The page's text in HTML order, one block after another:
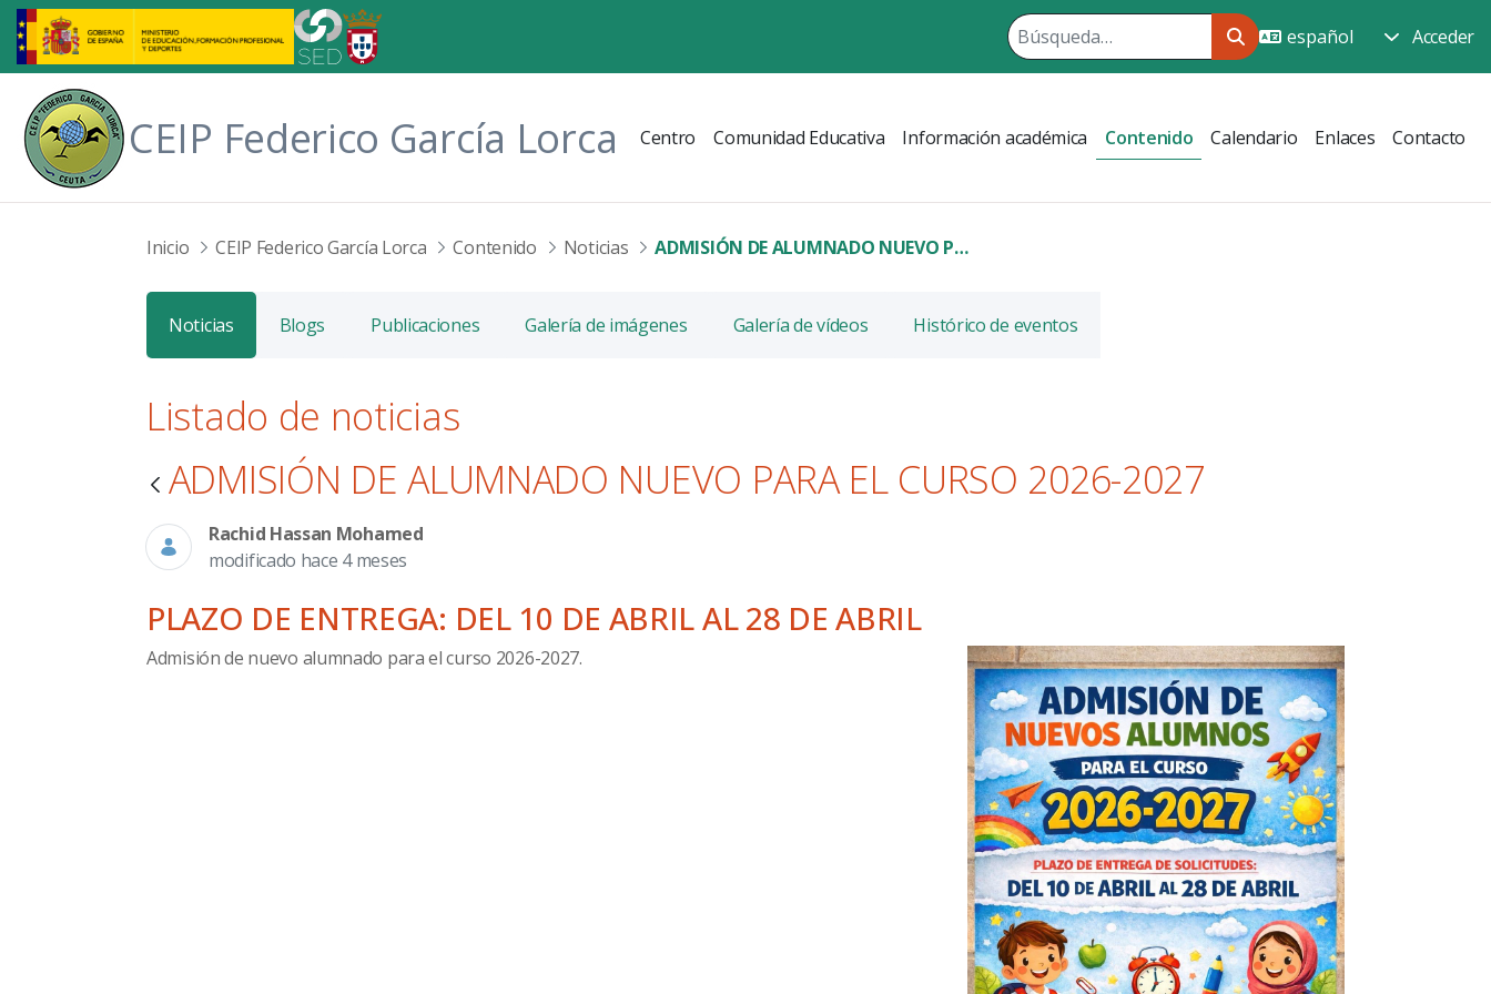
Saltar al contenido principal
Acceder
CEIP Federico García Lorca Centro Comunidad Educativa Información académica Contenido Calendario Enlaces Contacto
Inicio CEIP Federico García Lorca Contenido Noticias ADMISIÓN DE ALUMNADO NUEVO PARA EL CURSO 2026-2027
Noticias Blogs Publicaciones Galería de imágenes Galería de vídeos Histórico de eventos
Listado de noticias
ADMISIÓN DE ALUMNADO NUEVO PARA EL CURSO 2026-2027
Rachid Hassan Mohamed
modificado hace 4 meses
PLAZO DE ENTREGA: DEL 10 DE ABRIL AL 28 DE ABRIL
Admisión de nuevo alumnado para el curso 2026-2027.